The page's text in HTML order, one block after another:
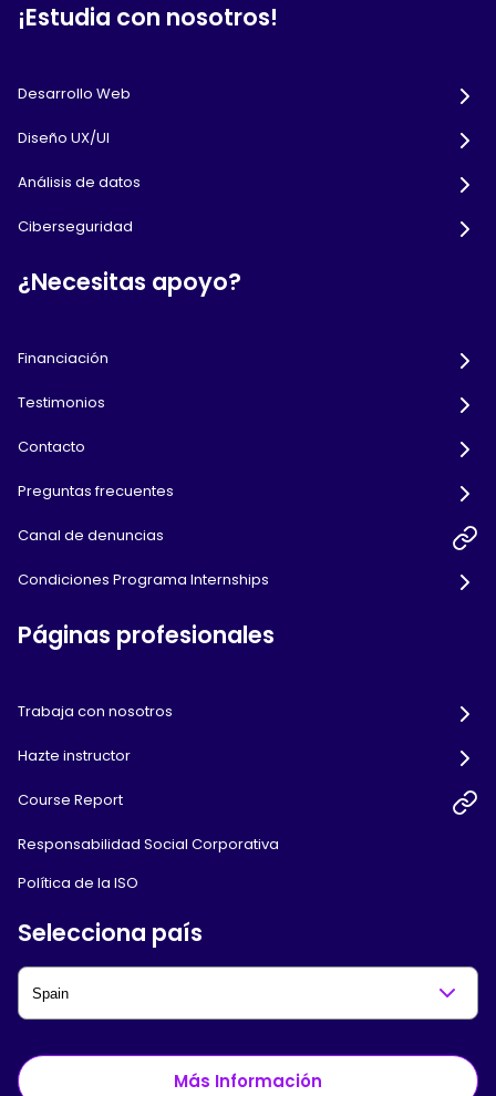
¡Estudia con nosotros!
Desarrollo Web
Diseño UX/UI
Análisis de datos
Ciberseguridad
¿Necesitas apoyo?
Financiación
Testimonios
Contacto
Preguntas frecuentes
Canal de denuncias
Condiciones Programa Internships
Páginas profesionales
Trabaja con nosotros
Hazte instructor
Course Report
Responsabilidad Social Corporativa
Política de la ISO
Selecciona país
Más Información